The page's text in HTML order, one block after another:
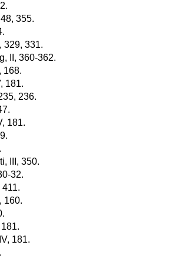
355.
329, 331.
II, 360-362.
168.
181.
236.
181.
III, 350.
32.
411.
160.
181.